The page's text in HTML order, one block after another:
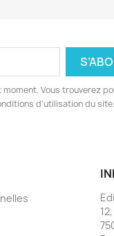
Vous trouverez
d'utilisation du site.